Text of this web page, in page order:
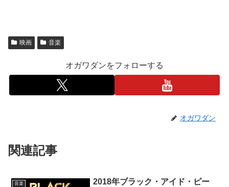
映画 音楽
オガワダンをフォローする
オガワダン
関連記事
音楽
2018年ブラック・アイド・ピー